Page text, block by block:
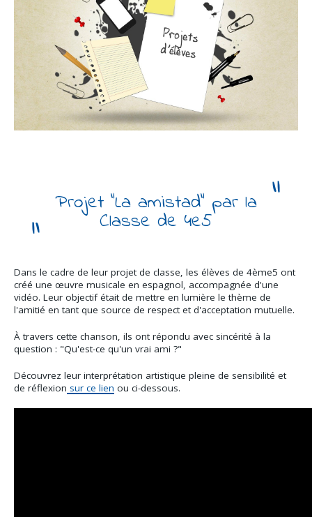
Projet "La amistad" par la
Classe de 4e5
Dans le cadre de leur projet de classe, les élèves de 4ème5 ont
créé une œuvre musicale en espagnol, accompagnée d'une
vidéo. Leur objectif était de mettre en lumière le thème de
l'amitié en tant que source de respect et d'acceptation mutuelle.
À travers cette chanson, ils ont répondu avec sincérité à la
question : "Qu'est-ce qu'un vrai ami ?"
Découvrez leur interprétation artistique pleine de sensibilité et
de réflexion sur ce lien ou ci-dessous.